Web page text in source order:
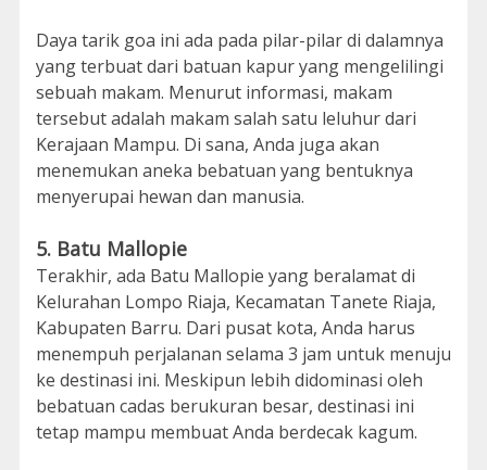
Daya tarik goa ini ada pada pilar-pilar di dalamnya
yang terbuat dari batuan kapur yang mengelilingi
sebuah makam. Menurut informasi, makam
tersebut adalah makam salah satu leluhur dari
Kerajaan Mampu. Di sana, Anda juga akan
menemukan aneka bebatuan yang bentuknya
menyerupai hewan dan manusia.
5. Batu Mallopie
Terakhir, ada Batu Mallopie yang beralamat di
Kelurahan Lompo Riaja, Kecamatan Tanete Riaja,
Kabupaten Barru. Dari pusat kota, Anda harus
menempuh perjalanan selama 3 jam untuk menuju
ke destinasi ini. Meskipun lebih didominasi oleh
bebatuan cadas berukuran besar, destinasi ini
tetap mampu membuat Anda berdecak kagum.